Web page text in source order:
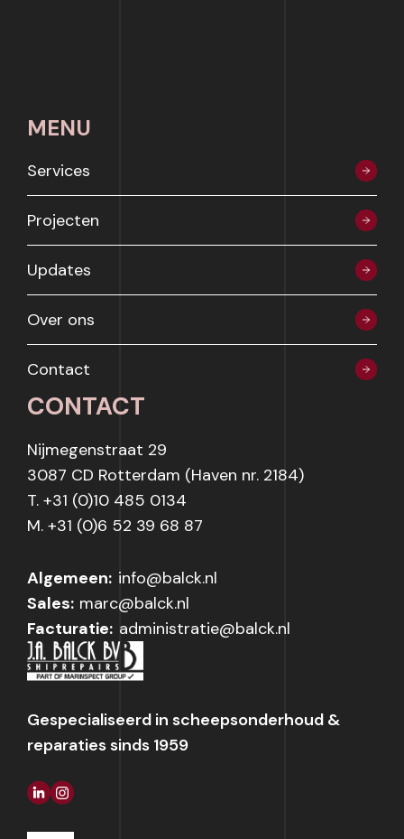
Gespecialiseerd in scheepsonderhoud &
reparaties sinds 1959
CONTACT
Nijmegenstraat 29
3087 CD Rotterdam (Haven nr. 2184)
T. +31 (0)10 485 0134
M. +31 (0)6 52 39 68 87
Algemeen: info@balck.nl
Sales: marc@balck.nl
Facturatie: administratie@balck.nl
MENU
Services
Projecten
Updates
Over ons
Contact